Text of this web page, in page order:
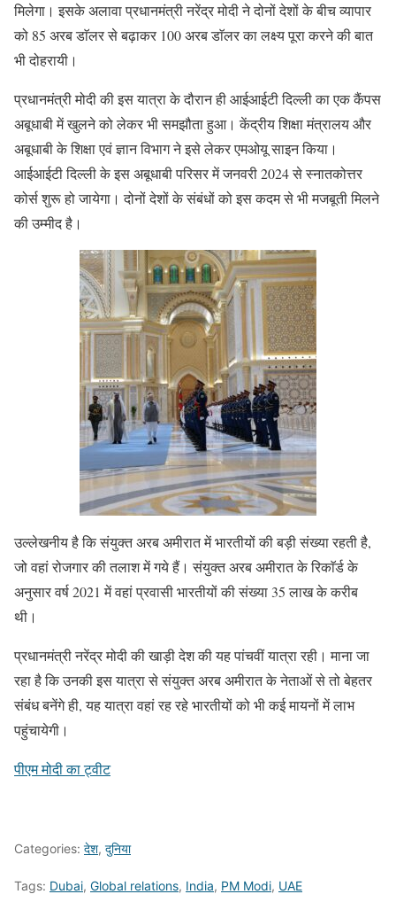
मिलेगा। इसके अलावा प्रधानमंत्री नरेंद्र मोदी ने दोनों देशों के बीच व्यापार
को 85 अरब डाॅलर से बढ़ाकर 100 अरब डाॅलर का लक्ष्य पूरा करने की बात
भी दोहरायी।
प्रधानमंत्री मोदी की इस यात्रा के दौरान ही आईआईटी दिल्ली का एक कैंपस
अबूधाबी में खुलने को लेकर भी समझौता हुआ। केंद्रीय शिक्षा मंत्रालय और
अबूधाबी के शिक्षा एवं ज्ञान विभाग ने इसे लेकर एमओयू साइन किया।
आईआईटी दिल्ली के इस अबूधाबी परिसर में जनवरी 2024 से स्नातकोत्तर
कोर्स शुरू हो जायेगा। दोनों देशों के संबंधों को इस कदम से भी मजबूती मिलने
की उम्मीद है।
उल्लेखनीय है कि संयुक्त अरब अमीरात में भारतीयों की बड़ी संख्या रहती है,
जो वहां रोजगार की तलाश में गये हैं। संयुक्त अरब अमीरात के रिकाॅर्ड के
अनुसार वर्ष 2021 में वहां प्रवासी भारतीयों की संख्या 35 लाख के करीब
थी।
प्रधानमंत्री नरेंद्र मोदी की खाड़ी देश की यह पांचवीं यात्रा रही। माना जा
रहा है कि उनकी इस यात्रा से संयुक्त अरब अमीरात के नेताओं से तो बेहतर
संबंध बनेंगे ही, यह यात्रा वहां रह रहे भारतीयों को भी कई मायनों में लाभ
पहुंचायेगी।
पीएम मोदी का ट्वीट
Categories: देश, दुनिया
Tags: Dubai, Global relations, India, PM Modi, UAE